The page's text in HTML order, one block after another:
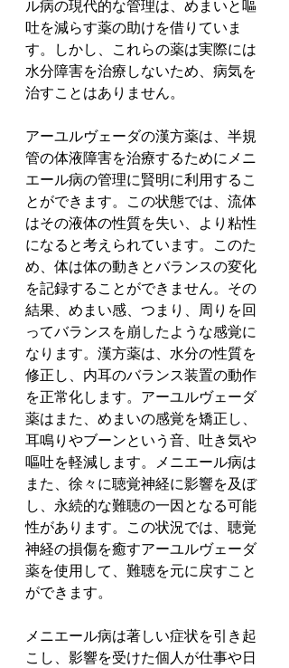
ル病の現代的な管理は、めまいと嘔
吐を減らす薬の助けを借りていま
す。しかし、これらの薬は実際には
水分障害を治療しないため、病気を
治すことはありません。
アーユルヴェーダの漢方薬は、半規
管の体液障害を治療するためにメニ
エール病の管理に賢明に利用するこ
とができます。この状態では、流体
はその液体の性質を失い、より粘性
になると考えられています。このた
め、体は体の動きとバランスの変化
を記録することができません。その
結果、めまい感、つまり、周りを回
ってバランスを崩したような感覚に
なります。漢方薬は、水分の性質を
修正し、内耳のバランス装置の動作
を正常化します。アーユルヴェーダ
薬はまた、めまいの感覚を矯正し、
耳鳴りやブーンという音、吐き気や
嘔吐を軽減します。メニエール病は
また、徐々に聴覚神経に影響を及ぼ
し、永続的な難聴の一因となる可能
性があります。この状況では、聴覚
神経の損傷を癒すアーユルヴェーダ
薬を使用して、難聴を元に戻すこと
ができます。
メニエール病は著しい症状を引き起
こし、影響を受けた個人が仕事や日